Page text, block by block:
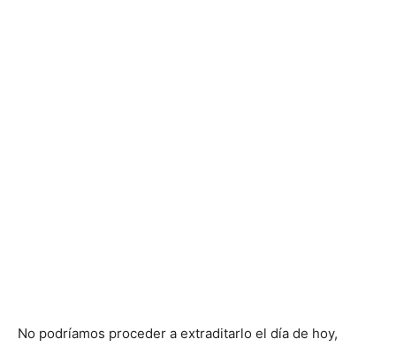
No podríamos proceder a extraditarlo el día de hoy,